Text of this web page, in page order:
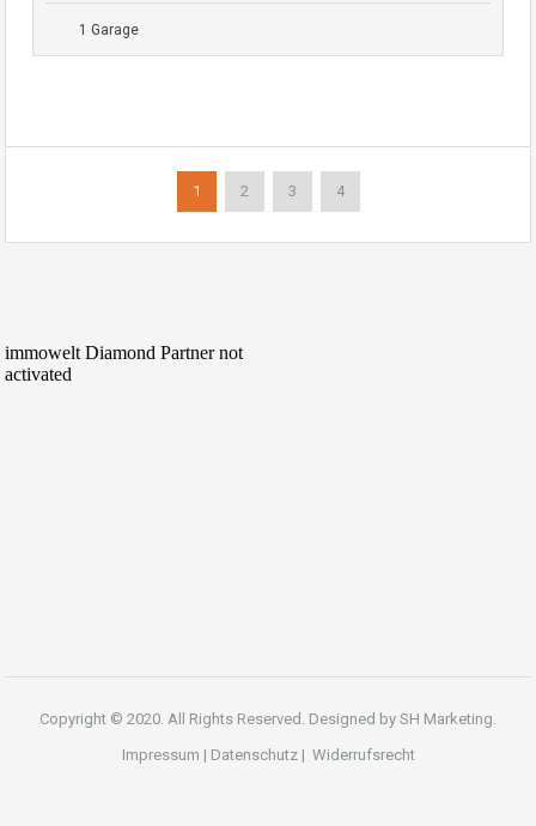
1 Garage
1 2 3 4
Copyright © 2020. All Rights Reserved. Designed by SH Marketing.
Impressum | Datenschutz| Widerrufsrecht